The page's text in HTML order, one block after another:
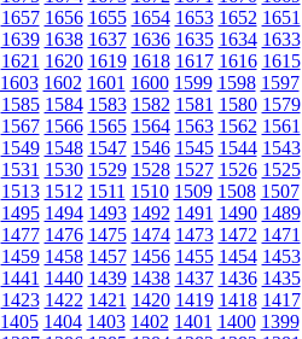
1657 1656 1655 1654 1653 1652 1651
1639 1638 1637 1636 1635 1634 1633
1621 1620 1619 1618 1617 1616 1615
1603 1602 1601 1600 1599 1598 1597
1585 1584 1583 1582 1581 1580 1579
1567 1566 1565 1564 1563 1562 1561
1549 1548 1547 1546 1545 1544 1543
1531 1530 1529 1528 1527 1526 1525
1513 1512 1511 1510 1509 1508 1507
1495 1494 1493 1492 1491 1490 1489
1477 1476 1475 1474 1473 1472 1471
1459 1458 1457 1456 1455 1454 1453
1441 1440 1439 1438 1437 1436 1435
1423 1422 1421 1420 1419 1418 1417
1405 1404 1403 1402 1401 1400 1399